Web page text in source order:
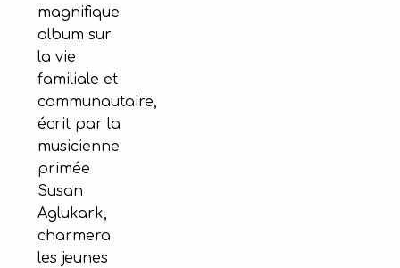
magnifique
album sur
la vie
familiale et
communautaire,
écrit par la
musicienne
primée
Susan
Aglukark,
charmera
les jeunes